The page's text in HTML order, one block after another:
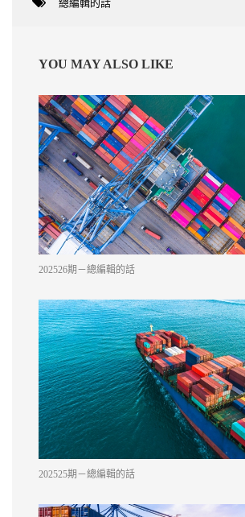
總編輯的話
YOU MAY ALSO LIKE
202526期－總編輯的話
202525期－總編輯的話